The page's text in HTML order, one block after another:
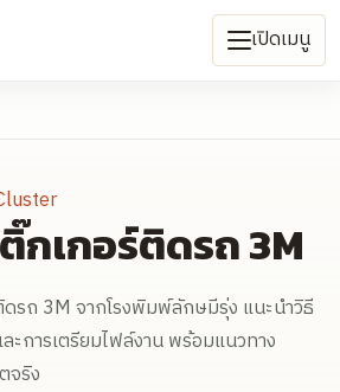
เปิดเมนู
กเกอร์ติดรถ 3M
รถ 3M จากโรงพิมพ์ลักษมีรุ่ง แนะนำวิธี
ะการเตรียมไฟล์งาน พร้อมแนวทาง
จริง